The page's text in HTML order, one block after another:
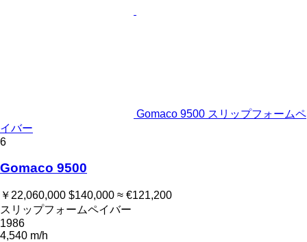
Gomaco 9500 スリップフォームペ
イバー
6
Gomaco 9500
￥22,060,000 $140,000 ≈ €121,200
スリップフォームペイバー
1986
4,540 m/h